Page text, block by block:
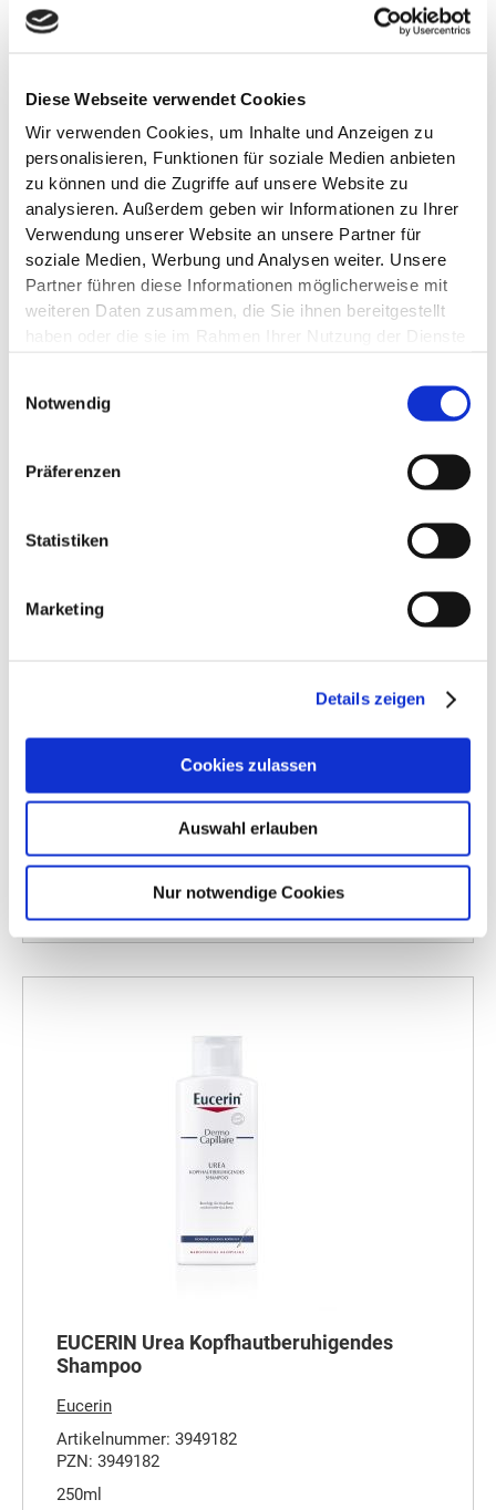
Diese Webseite verwendet Cookies
Wir verwenden Cookies, um Inhalte und Anzeigen zu
personalisieren, Funktionen für soziale Medien anbieten
zu können und die Zugriffe auf unsere Website zu
analysieren. Außerdem geben wir Informationen zu Ihrer
Verwendung unserer Website an unsere Partner für
soziale Medien, Werbung und Analysen weiter. Unsere
Partner führen diese Informationen möglicherweise mit
weiteren Daten zusammen, die Sie ihnen bereitgestellt
haben oder die sie im Rahmen Ihrer Nutzung der Dienste
Notwendig
Präferenzen
Statistiken
Marketing
Details zeigen
Cookies zulassen
Auswahl erlauben
Nur notwendige Cookies
STIEPROX intensic Shampoo
Artikelnummer: 1359826
IN DEN WARENKORB
EUCERIN Urea Kopfhautberuhigendes
Shampoo
Eucerin
Artikelnummer: 3949182
PZN: 3949182
250ml